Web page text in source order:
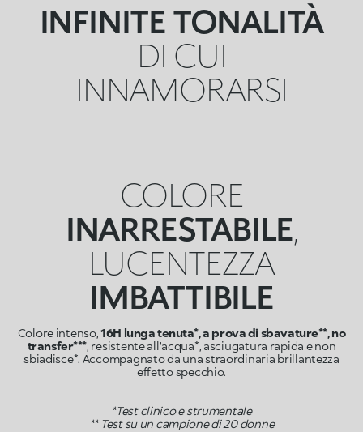
INFINITE TONALITÀ
DI CUI
INNAMORARSI
COLORE
INARRESTABILE,
LUCENTEZZA
IMBATTIBILE
Colore intenso,16H lunga tenuta*, a prova di sbavature**, no
transfer***, resistente all'acqua*, asciugatura rapida e non
sbiadisce*. Accompagnato da una straordinaria brillantezza
effetto specchio.
*Test clinico e strumentale
** Test su un campione di 20 donne